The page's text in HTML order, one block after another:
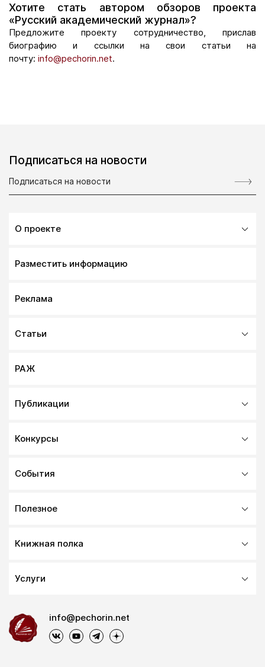
Хотите стать автором обзоров проекта
«Русский академический журнал»?
Предложите проекту сотрудничество, прислав
биографию и ссылки на свои статьи на
почту: info@pechorin.net.
Подписаться на новости
О проекте
Разместить информацию
Реклама
Статьи
РАЖ
Публикации
Конкурсы
События
Полезное
Книжная полка
Услуги
info@pechorin.net